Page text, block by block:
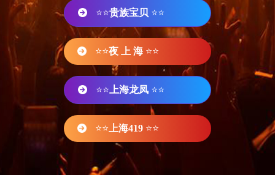
⭐⭐贵族宝贝 ⭐⭐
⭐⭐夜 上 海 ⭐⭐
⭐⭐ 上海龙凤 ⭐⭐
⭐⭐ 上海419 ⭐⭐